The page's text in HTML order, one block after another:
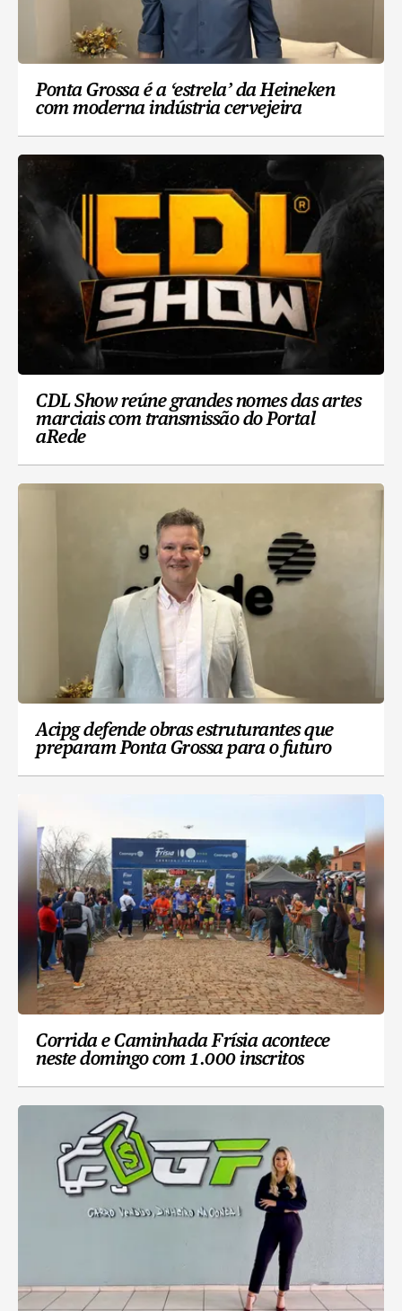
Ponta Grossa é a ‘estrela’ da Heineken
com moderna indústria cervejeira
CDL Show reúne grandes nomes das artes
marciais com transmissão do Portal
aRede
Acipg defende obras estruturantes que
preparam Ponta Grossa para o futuro
Corrida e Caminhada Frísia acontece
neste domingo com 1.000 inscritos